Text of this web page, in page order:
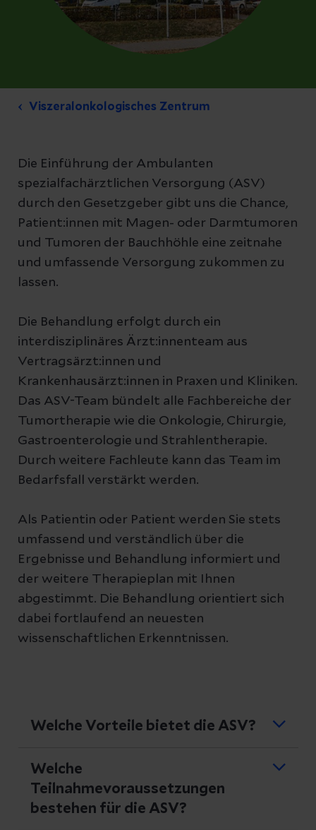
Viszeralonkologisches Zentrum
Die Einführung der Ambulanten
spezialfachärztlichen Versorgung (ASV)
durch den Gesetzgeber gibt uns die Chance,
Patient:innen mit Magen- oder Darmtumoren
und Tumoren der Bauchhöhle eine zeitnahe
und umfassende Versorgung zukommen zu
lassen.
Die Behandlung erfolgt durch ein
interdisziplinäres Ärzt:innenteam aus
Vertragsärzt:innen und
Krankenhausärzt:innen in Praxen und Kliniken.
Das ASV-Team bündelt alle Fachbereiche der
Tumortherapie wie die Onkologie, Chirurgie,
Gastroenterologie und Strahlentherapie.
Durch weitere Fachleute kann das Team im
Bedarfsfall verstärkt werden.
Als Patientin oder Patient werden Sie stets
umfassend und verständlich über die
Ergebnisse und Behandlung informiert und
der weitere Therapieplan mit Ihnen
abgestimmt. Die Behandlung orientiert sich
dabei fortlaufend an neuesten
wissenschaftlichen Erkenntnissen.
Welche Vorteile bietet die ASV?
Die ASV-Versorgung garantiert Ihnen
eine schnelle und qualifizierte
Welche
Teilnahmevoraussetzungen
bestehen für die ASV?